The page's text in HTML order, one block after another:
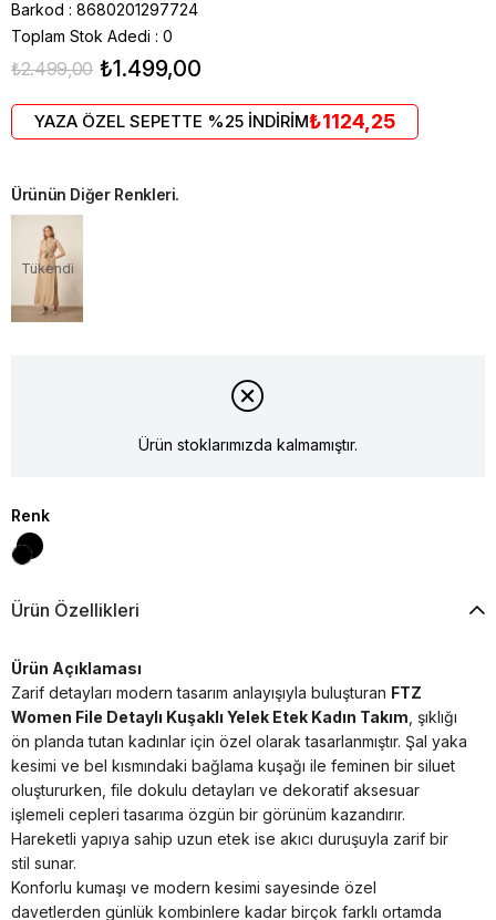
Barkod : 8680201297724
Toplam Stok Adedi : 0
₺2.499,00 ₺1.499,00
YAZA ÖZEL SEPETTE %25 İNDİRİM₺1124,25
Ürünün Diğer Renkleri.
Tükendi
Ürün stoklarımızda kalmamıştır.
Renk
Ürün Özellikleri
Ürün Açıklaması
Zarif detayları modern tasarım anlayışıyla buluşturan FTZ
Women File Detaylı Kuşaklı Yelek Etek Kadın Takım , şıklığı
ön planda tutan kadınlar için özel olarak tasarlanmıştır. Şal yaka
kesimi ve bel kısmındaki bağlama kuşağı ile feminen bir siluet
oluştururken, file dokulu detayları ve dekoratif aksesuar
işlemeli cepleri tasarıma özgün bir görünüm kazandırır.
Hareketli yapıya sahip uzun etek ise akıcı duruşuyla zarif bir
stil sunar.
Konforlu kumaşı ve modern kesimi sayesinde özel
davetlerden günlük kombinlere kadar birçok farklı ortamda